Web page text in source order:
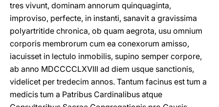
tres vivunt, dominam annorum quinquaginta,
improviso, perfecte, in instanti, sanavit a gravissima
polyartritide chronica, ob quam aegrota, usu omnium
corporis membrorum cum ea conexorum amisso,
iacuisset in lectulo inmobilis, supino semper corpore,
ab anno MDCCCCLXVIII ad diem usque sanctionis,
videlicet per tredecim annos. Tantum facinus est tum a
medicis tum a Patribus Cardinalibus atque